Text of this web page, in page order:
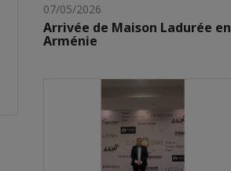
07/05/2026
Arrivée de Maison Ladurée en
Arménie